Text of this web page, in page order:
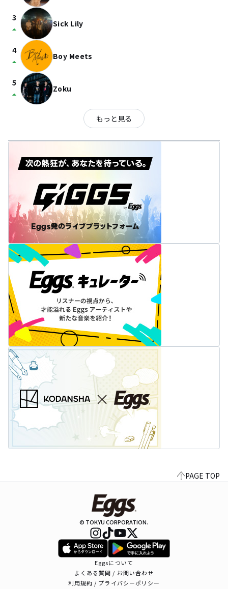
3
arrow_drop_up Sick Lily
4
arrow_drop_up Boy Meets
5
arrow_drop_up Zoku
もっと見る
PAGE TOP
© TOKYU CORPORATION.
Eggsについて
よくある質問 / お問い合わせ
利用規約 / プライバシーポリシー